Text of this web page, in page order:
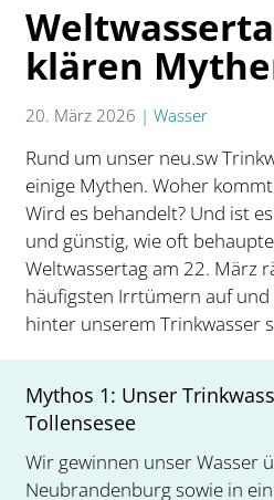
klären
20. März 2026 | Wasser
Rund um unser neu.sw
einige Mythen. Woher
Wird es behandelt? Und ist
und günstig, wie oft
Weltwassertag am 22. März
häufigsten Irrtümern auf und
hinter unserem Trinkwasser
Mythos 1: Unser
Tollensesee
Wir gewinnen unser Wasser
Neubrandenburg sowie in